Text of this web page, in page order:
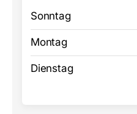
Sonntag
Montag
Dienstag